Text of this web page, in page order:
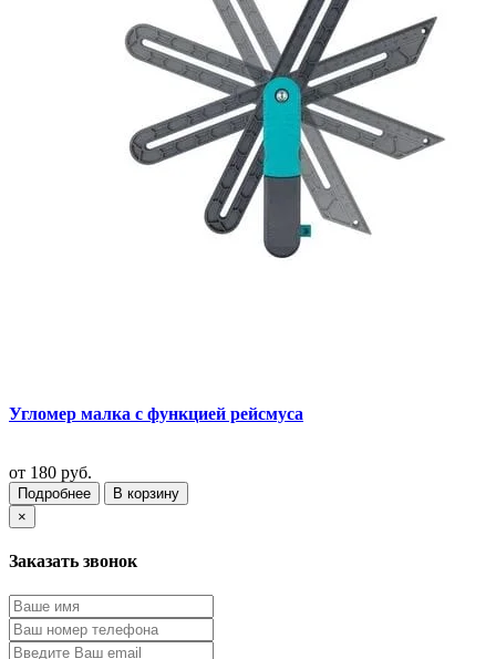
Угломер малка с функцией рейсмуса
от 180 руб.
Подробнее
В корзину
×
Заказать звонок